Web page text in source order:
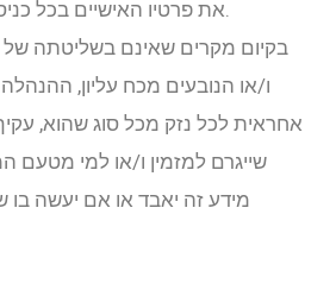
בקיום מקרים שאינם בשליטתה
ו/או הנובעים מכח עליון,
אחראית לכל נזק מכל סוג שהוא,
שייגרם למזמין ו/או למי מטעם
מידע זה יאבד או אם יעשה בו